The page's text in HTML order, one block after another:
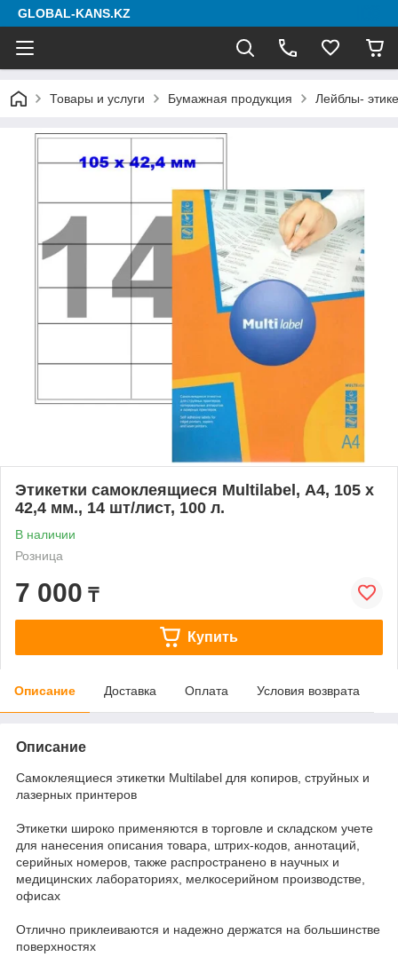
GLOBAL-KANS.KZ
Товары и услуги Бумажная продукция Лейблы-
Этикетки самоклеящиеся Multilabel, А4, 105 х
42,4 мм., 14 шт/лист, 100 л.
В наличии
Розница
7 000 ₸
Купить
Описание Доставка Оплата Условия возврата
Описание
Самоклеящиеся этикетки Multilabel для копиров, струйных и
лазерных принтеров
Этикетки широко применяются в торговле и складском учете
для нанесения описания товара, штрих-кодов, аннотаций,
серийных номеров, также распространено в научных и
медицинских лабораториях, мелкосерийном производстве,
офисах
Отлично приклеиваются и надежно держатся на большинстве
поверхностях